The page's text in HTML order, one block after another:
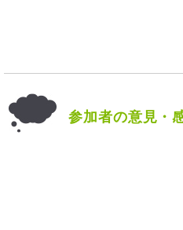
参加者の意見・